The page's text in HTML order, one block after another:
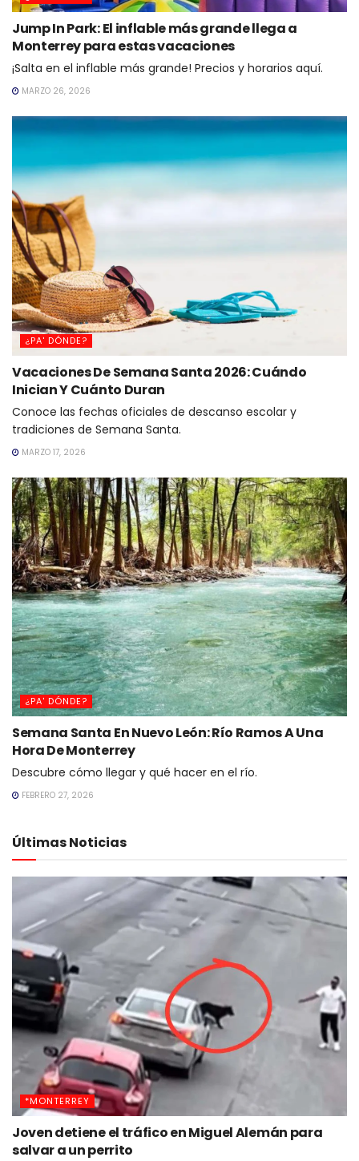
Jump In Park: El inflable más grande llega a
Monterrey para estas vacaciones
¡Salta en el inflable más grande! Precios y horarios aquí.
MARZO 26, 2026
¿PA' DÓNDE?
Vacaciones De Semana Santa 2026: Cuándo
Inician Y Cuánto Duran
Conoce las fechas oficiales de descanso escolar y
tradiciones de Semana Santa.
MARZO 17, 2026
¿PA' DÓNDE?
Semana Santa En Nuevo León: Río Ramos A Una
Hora De Monterrey
Descubre cómo llegar y qué hacer en el río.
FEBRERO 27, 2026
Últimas Noticias
*MONTERREY
Joven detiene el tráfico en Miguel Alemán para
salvar a un perrito